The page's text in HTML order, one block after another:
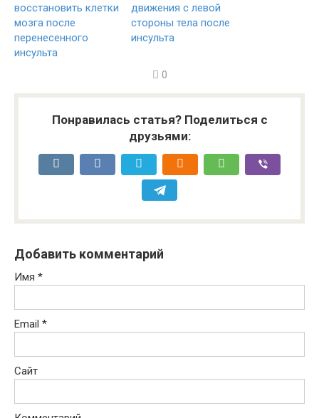
восстановить клетки
мозга после
перенесенного
инсульта
движения с левой
стороны тела после
инсульта
0
Понравилась статья? Поделиться с
друзьями:
Добавить комментарий
Имя *
Email *
Сайт